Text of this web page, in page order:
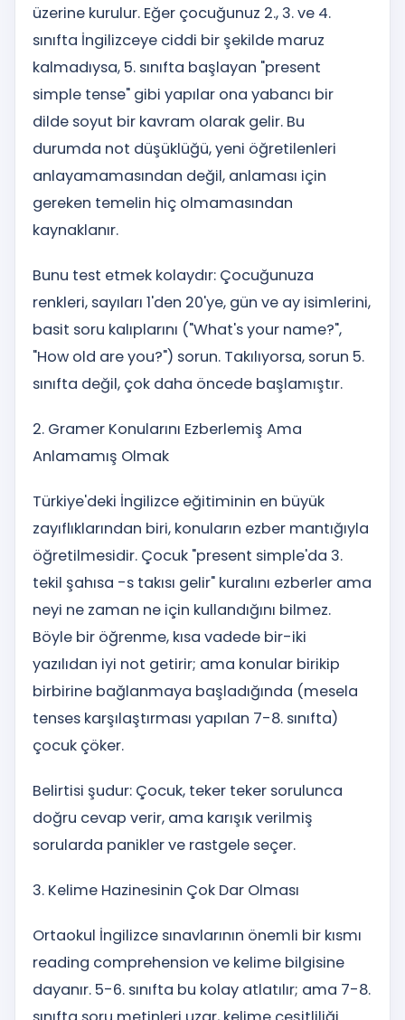
üzerine kurulur. Eğer çocuğunuz 2., 3. ve 4.
sınıfta İngilizceye ciddi bir şekilde maruz
kalmadıysa, 5. sınıfta başlayan "present
simple tense" gibi yapılar ona yabancı bir
dilde soyut bir kavram olarak gelir. Bu
durumda not düşüklüğü, yeni öğretilenleri
anlayamamasından değil, anlaması için
gereken temelin hiç olmamasından
kaynaklanır.
Bunu test etmek kolaydır: Çocuğunuza
renkleri, sayıları 1'den 20'ye, gün ve ay isimlerini,
basit soru kalıplarını ("What's your name?",
"How old are you?") sorun. Takılıyorsa, sorun 5.
sınıfta değil, çok daha öncede başlamıştır.
2. Gramer Konularını Ezberlemiş Ama
Anlamamış Olmak
Türkiye'deki İngilizce eğitiminin en büyük
zayıflıklarından biri, konuların ezber mantığıyla
öğretilmesidir. Çocuk "present simple'da 3.
tekil şahısa -s takısı gelir" kuralını ezberler ama
neyi ne zaman ne için kullandığını bilmez.
Böyle bir öğrenme, kısa vadede bir-iki
yazılıdan iyi not getirir; ama konular birikip
birbirine bağlanmaya başladığında (mesela
tenses karşılaştırması yapılan 7-8. sınıfta)
çocuk çöker.
Belirtisi şudur: Çocuk, teker teker sorulunca
doğru cevap verir, ama karışık verilmiş
sorularda panikler ve rastgele seçer.
3. Kelime Hazinesinin Çok Dar Olması
Ortaokul İngilizce sınavlarının önemli bir kısmı
reading comprehension ve kelime bilgisine
dayanır. 5-6. sınıfta bu kolay atlatılır; ama 7-8.